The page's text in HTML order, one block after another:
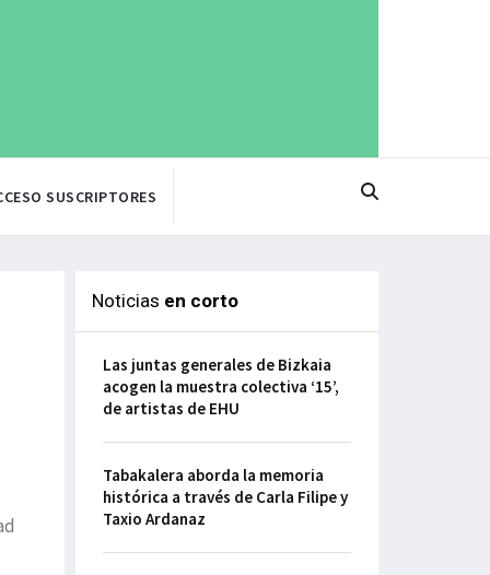
SUSCRIPTORES
Noticias en corto
Las juntas generales de Bizkaia
acogen la muestra colectiva ‘15’,
de artistas de EHU
Tabakalera aborda la memoria
histórica a través de Carla Filipe y
Taxio Ardanaz